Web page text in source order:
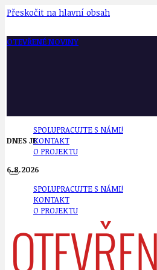
Přeskočit na hlavní obsah
OTEVŘENÉ NOVINY
SPOLUPRACUJTE S NÁMI!
KONTAKT
O PROJEKTU
SPOLUPRACUJTE S NÁMI!
KONTAKT
O PROJEKTU
DNES JE
6.8.2026